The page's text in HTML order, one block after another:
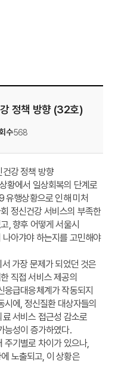
정책 방향 (32호)
수568
강 정책 방향
황에서 일상회복의 단계로
유행상황으로 인해 미처
정신건강 서비스의 부족한
, 향후 어떻게 서울시
아갸야 하는지를 고민해야
가장 문제가 되었던 것은
직접 서비스 제공의
응급대응체계가 작동되지
에, 정신질환 대상자들의
서비스 접근성 감소로
능성이 증가하였다.
주기별로 차이가 있으나,
노출되고, 이 상황은